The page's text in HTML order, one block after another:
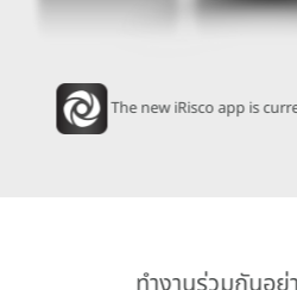
The new iRisco app is